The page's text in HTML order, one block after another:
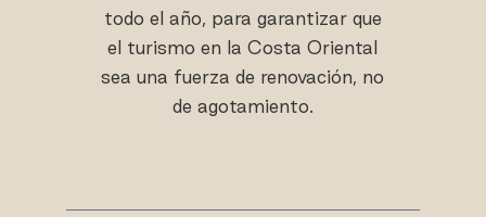
todo el año, para garantizar que
el turismo en la Costa Oriental
sea una fuerza de renovación, no
de agotamiento.